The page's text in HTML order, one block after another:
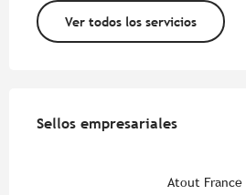
Ver todos los servicios
Sellos empresariales
Sellos empresariales
Atout France